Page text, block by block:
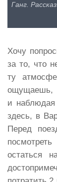
Ганг.
Хочу
за то, что
ту
ощущаешь,
и
здесь, в
Перед
остаться